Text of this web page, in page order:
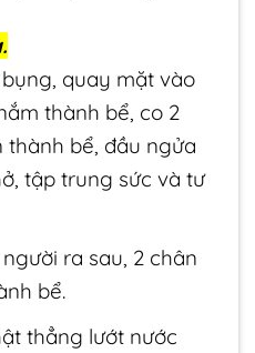
quay mặt vào
thành bể, co 2
bể, đầu ngửa
tập trung sức và tư
ra sau, 2 chân
bể.
thẳng lướt nước